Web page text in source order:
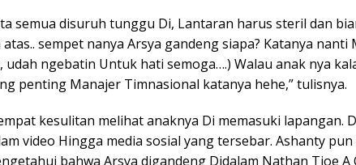
semua disuruh tunggu Di, Lantaran harus steril dan
sempet nanya Arsya gandeng siapa? Katanya nanti
udah ngebatin Untuk hati semoga….) Walau anak nya
penting Manajer Timnasional katanya hehe,” tulisnya.
kesulitan melihat anaknya Di memasuki lapangan.
video Hingga media sosial yang tersebar. Ashanty
bahwa Arsya digandeng Didalam Nathan Tjoe A